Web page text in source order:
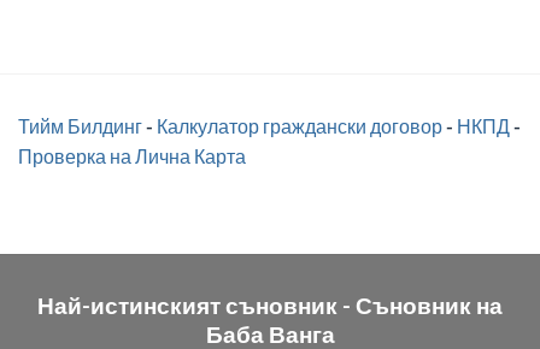
Тийм Билдинг- Калкулатор граждански договор- НКПД-
Проверка на Лична Карта
Най-истинският съновник - Съновник на
Баба Ванга